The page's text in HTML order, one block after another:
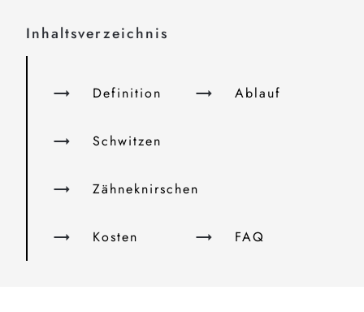
Inhaltsverzeichnis
Definition Ablauf
Schwitzen
Zähneknirschen
Kosten FAQ